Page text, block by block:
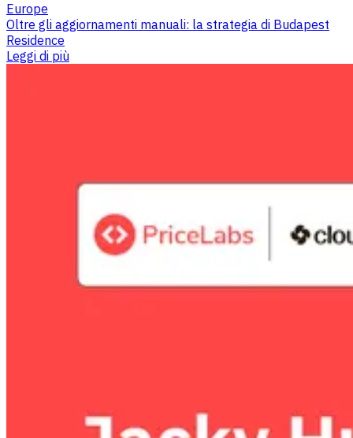
Europe
Oltre gli aggiornamenti manuali: la strategia di Budapest
Residence
Leggi di più